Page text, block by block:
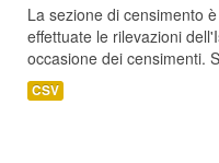
La sezione di censimento
effettuate le rilevazioni
occasione dei censimenti.
CSV